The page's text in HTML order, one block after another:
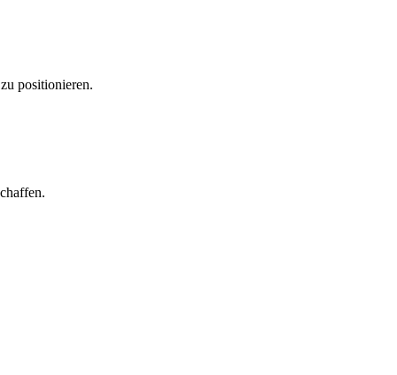
positionieren.